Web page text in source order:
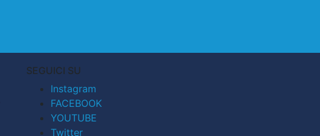
SEGUICI SU
Instagram
FACEBOOK
YOUTUBE
Twitter